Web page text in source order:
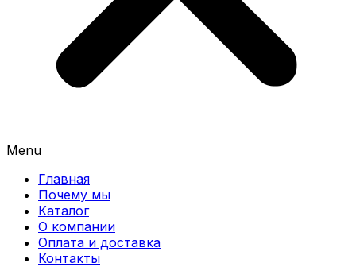
Menu
Главная
Почему мы
Каталог
О компании
Оплата и доставка
Контакты